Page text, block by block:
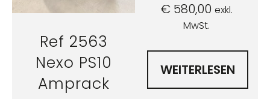
Ref 2563
Nexo PS10
Amprack
€ 580,00 exkl.
MwSt.
WEITERLESEN